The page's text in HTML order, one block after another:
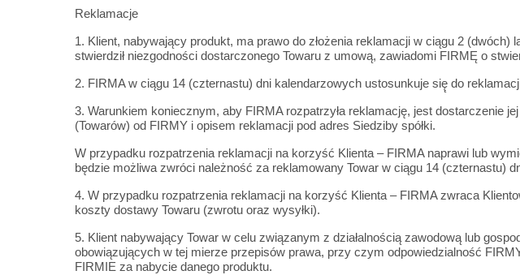
Reklamacje
1. Klient, nabywający produkt, ma prawo do złożenia reklamacji w ciągu 2
stwierdził niezgodności dostarczonego Towaru z umową, zawiadomi FIRMĘ o
2. FIRMA w ciągu 14 (czternastu) dni kalendarzowych ustosunkuje się̨ do
3. Warunkiem koniecznym, aby FIRMA rozpatrzyła reklamację, jest dostarczenie
(Towarów) od FIRMY i opisem reklamacji pod adres Siedziby spółki.
W przypadku rozpatrzenia reklamacji na korzyść Klienta – FIRMA naprawi lub
będzie możliwa zwróci należność za reklamowany Towar w ciągu 14 (czternastu)
4. W przypadku rozpatrzenia reklamacji na korzyść Klienta – FIRMA zwraca
koszty dostawy Towaru (zwrotu oraz wysyłki).
5. Klient nabywający Towar w celu związanym z działalnością zawodową lub
obowiązujących w tej mierze przepisów prawa, przy czym odpowiedzialność
FIRMIE za nabycie danego produktu.